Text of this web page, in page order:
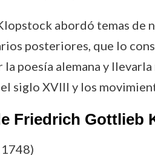
abordó temas
posteriores, que lo
poesía alemana y
siglo XVIII y los
Friedrich Gottlieb